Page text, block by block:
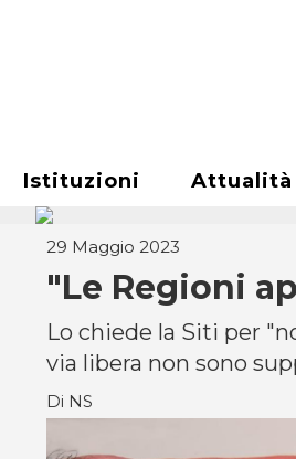
Istituzioni Attualità
29 Maggio 2023
"Le Regioni
Lo chiede la Siti per
via libera non sono
Di NS